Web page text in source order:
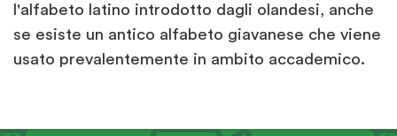
l'alfabeto latino introdotto dagli olandesi, anche
se esiste un antico alfabeto giavanese che viene
usato prevalentemente in ambito accademico.